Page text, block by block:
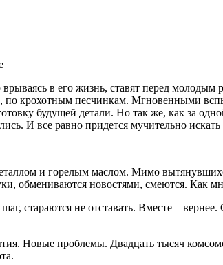
в его жизнь, ставят перед
крохотным песчинкам. Мгновенными
будущей детали. Но так же, как за
И все равно придется мучительно
и горелым маслом. Мимо
обмениваются новостями, смеются. Как
стараются не отставать. Вместе –
Новые проблемы. Двадцать тысяч